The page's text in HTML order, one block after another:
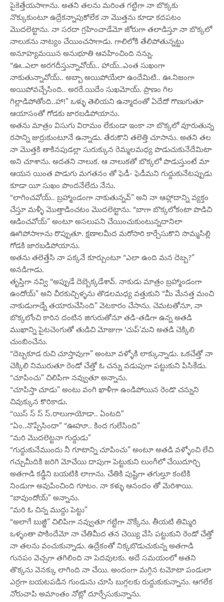
పైకెత్తేయసాగాను. అతని తలను మరింత గట్టిగా నా బొక్కకు
నొక్కుకుంటూ ఉద్రేకన్నాపుకోలేక నా మొత్తను కూడా కదపటం
మొదలెట్టాను. నా సరదా గ్రహించాడేమో జోరుగా తలాడిస్తూ నా బొక్కలో
నాలుకను నాట్యం చేయించసాగాడు. గాలిలోకి తేలిపోతున్నట్టు
అనూహ్యమయిన అనుభూతి ఆవహించింది నన్ను.
“ఊ..ఎలా అరగదీస్తున్నావోయ్.. హాయ్..ఎంత సుఖంగా
నాకుతున్నావోయ్.. అబ్బా అయిపోయేలా ఉందేమిటి.. ఊ.నిజంగా
అయిపోవచ్చేసింది.. అరరే.యిదేం సుఖమోయ్. ప్రాణం గిల
గిల్లాడిపోతోంది..హా!” ఒళ్ళు తెలియని ఉన్మాదంతో ఏదేదో గొణుగుతూ
ఆయాసంతో గోడకు జారబడిపోయాను.
అతను మాత్రం విసుగు విరామం లేకుండా ఇంకా నా బొక్కలో వూరుతున్న
రసాన్ని జుర్రుకుంటూనే ఉన్నాడు. తేరుకొని తలెత్తి చూసాను. అతని తల
నా మొత్తకి తాకినపుడల్లా సురుక్కున రెమ్మలమధ్య పొడుచుకునేదేమిటా
అని చూశాను. అదతని నాలుక. ఆ నాలుకతో బొక్కలో పొడుస్తుంటే మా
ఆయన యింత పొడుగు మగతనం తో ఫెడీ- ఫెడీమని గుద్దుకునేటప్పుడు
కూడా యీ సుఖం పొందనేలేదు నేను.
“లాగించవోయ్.. బ్రహ్మాండంగా నాకుతున్నవ్” అని నా ఆహ్లాదాన్ని వ్యక్తం
చేస్తూ మళ్ళీ మొత్తాడించటం మొదలెట్టాను. “బాగా బొక్కలోకంటా పొడిచి
ఆడించవోయ్” అంటూ అసలుపని చేయించుకుంటున్నదానిలా
ఊగిపోసాగాను రొప్పుతూ. క్షణాలమీద మరోసారి కార్చేసుకొని సొమ్మసిల్లి
గోడకి జారబడిపోయాను.
అతను తలెత్తేసి నా పక్కనే కూర్చుంటూ “ఎలా ఉంది మన దెబ్బ?”
అనడిగాడు.
తృప్తిగా నవ్వి “అప్పుడే దెబ్బెక్కడేశావ్. నాకుడు మాత్రం బ్రహ్మాండంగా
ఉందోయ్” అని చీరకుచ్చిళ్ళను తొడలమధ్య వత్తుకుని “మీ మేనత్త మంచి
నాకుడుగాడ్నే తయారుచేసింది” వెటకారం చేసాను. చెమటతోనూ, నా
బొక్కలోంచి కారిన దంటిన జిగురుతోనూ తడి-తడిగా ఉన్న అతడి
ముఖాన్ని పైటచెంగుతో తుడిచి మోజుగా ‘చుప్’మని అతడి చెక్కిలి
చుంబించేను.
“దెబ్బకూడ రుచి చూస్తావుగా” అంటూ వళ్ళోకి లాక్కున్నాడు. ఒకచేత్తో నా
చెక్కిలి నిమురుతూ రెండో చేత్తో ఓ చన్ను వడుపుగా పట్టుకుని పిసికేడు.
“చూపించు” చిలిపిగా నవ్వుతూ అన్నాను.
“చూపిస్తా చూడు” అంటు వంగి ఖాళీగా ఉండిపోయిన రెండొ చన్నుని
చివుక్కున కొరికాడు.
“యిస్ స్ స్ స్.రాలుగాయోడా.. ఏంటది”
“ఏం..నొప్పేసిందా” “ఊహూ.. కింద గులేసింది”
“మరి మొదలెట్టనా గుద్దుడు”
“గుద్దుకునేముందు నీ గూటాన్ని చూపించు” అంటూ అతడి వళ్ళోంచి లేచి
గచ్చుమీదికి జరిగి మోచేయి దాపుగా పెట్టుకుని లుంగీలో చేయిదూర్చి
అతగాడి కడ్డీని బయటికి లాగాను. చేతికి పుష్టిగా తగుల్తూ కంటికి
నిండుగా అవుపించింది గూటం. నా కళ్ళు ఆనందం తో మెరిశాయి.
“బావుందోయ్” అన్నాను.
“మరి ఓ చిన్న ముద్దు పెట్టు”
“అలాగే బుజ్జీ” చిలిపిగా నవ్వుతూ గట్టిగా నొక్కేను. తీయటి తిమ్మిరి
ఒళ్ళంతా పాకిందేమో నా చేతిమీద తన చెయ్యి వేసి పట్టుకుని రెండో చేత్తో
నా తలను వంచుకున్నాడు. ఉద్రేకంతో నిక్కబొడుచుకున్న అతగాడి
గునపం వెచ్చగా తగిలింది నా పెదవులకు. అదే సమయంలో అతని
తొక్కను వెనక్కు లాగింది నా చేయి. అందంగా మగ్గిన టమోటా పండులా
ఎర్రగా బయటపడిన గుండును చూసి బుగ్గలకు రుద్దుకుకున్నాను. ఆగలేక
నోరుచాపి అమాంతం నోట్లో దూర్చేసుకున్నాను.